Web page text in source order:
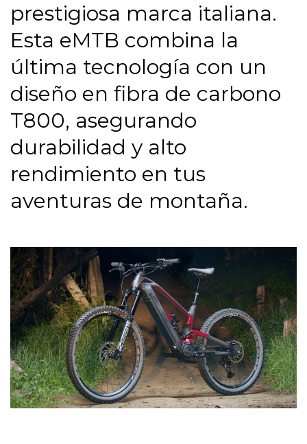
prestigiosa marca italiana.
Esta eMTB combina la
última tecnología con un
diseño en fibra de carbono
T800, asegurando
durabilidad y alto
rendimiento en tus
aventuras de montaña.